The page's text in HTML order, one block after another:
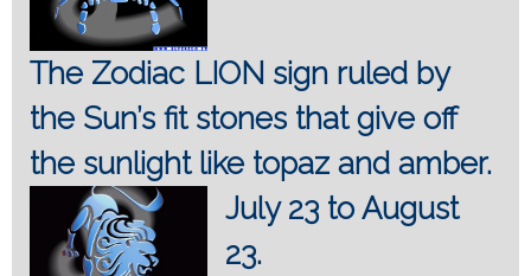
The Zodiac LION sign ruled by
the Sun’s fit stones that give off
the sunlight like topaz and amber.
July 23 to August
23.